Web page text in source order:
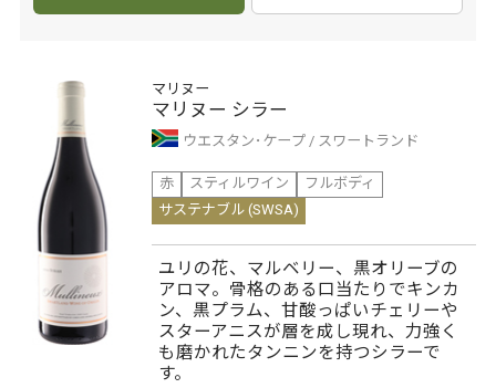
マリヌー
マリヌー シラー
ウエスタン･ケープ
スワートランド
赤
スティルワイン
フルボディ
サステナブル (SWSA)
ユリの花、マルベリー、黒オリーブの
アロマ。骨格のある口当たりでキンカ
ン、黒プラム、甘酸っぱいチェリーや
スターアニスが層を成し現れ、力強く
も磨かれたタンニンを持つシラーで
す。